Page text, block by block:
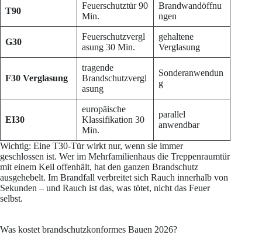
T90
Feuerschutztür 90
Min.
Brandwandöffnu
ngen
G30
Feuerschutzvergl
asung 30 Min.
gehaltene
Verglasung
F30 Verglasung
tragende
Brandschutzvergl
asung
Sonderanwendun
g
EI30
europäische
Klassifikation 30
Min.
parallel
anwendbar
Wichtig: Eine T30-Tür wirkt nur, wenn sie immer
geschlossen ist. Wer im Mehrfamilienhaus die Treppenraumtür
mit einem Keil offenhält, hat den ganzen Brandschutz
ausgehebelt. Im Brandfall verbreitet sich Rauch innerhalb von
Sekunden – und Rauch ist das, was tötet, nicht das Feuer
selbst.
Was kostet brandschutzkonformes Bauen 2026?